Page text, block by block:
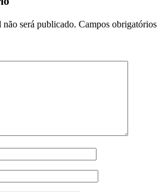
não será publicado. Campos obrigatórios